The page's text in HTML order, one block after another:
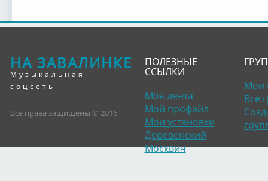
НА ЗАВАЛИНКЕ
Музыкальная
соцсеть
Все права защищены © 2016
ПОЛЕЗНЫЕ
ССЫЛКИ
Моя лента
Мой профайл
Мои установки
Деревенский
Москвич
Мои
Все